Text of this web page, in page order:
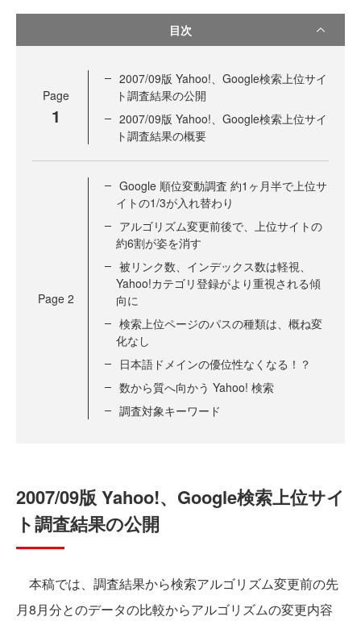
目次
Page
1
2007/09版 Yahoo!、Google検索上位サイ
ト調査結果の公開
2007/09版 Yahoo!、Google検索上位サイ
ト調査結果の概要
Page 2
Google 順位変動調査 約1ヶ月半で上位サ
イトの1/3が入れ替わり
アルゴリズム変更前後で、上位サイトの
約6割が姿を消す
被リンク数、インデックス数は軽視、
Yahoo!カテゴリ登録がより重視される傾
向に
検索上位ページのパスの種類は、概ね変
化なし
日本語ドメインの優位性なくなる！？
数から質へ向かう Yahoo! 検索
調査対象キーワード
2007/09版 Yahoo!、Google検索上位サイ
ト調査結果の公開
本稿では、調査結果から検索アルゴリズム変更前の先
月8月分とのデータの比較からアルゴリズムの変更内容